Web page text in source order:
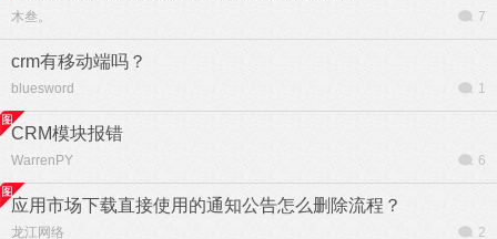
木叁。 7
crm有移动端吗？
bluesword 1
CRM模块报错
WarrenPY 6
应用市场下载直接使用的通知公告怎么删除流程？
龙江网络 2